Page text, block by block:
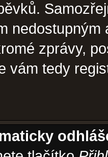
zprávy,
vám tedy